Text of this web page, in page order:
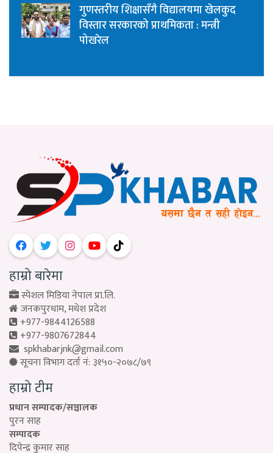
गुणस्तरीय शिक्षासँगै विद्यालयमा खेलकुद
विस्तार सरकारको प्राथमिकता : मन्त्री
पोखरेल
हाम्रो बारेमा
स्पेशल मिडिया नेपाल प्रा.लि.
जनकपुरधाम, मधेश प्रदेश
+977-9844126588
+977-9807672844
spkhabarjnk@gmail.com
सूचना विभाग दर्ता नं: ३१५०-२०७८/७९
हाम्रो टीम
प्रधान सम्पादक/सञ्चालक
पुरन साह
सम्पादक
दिपेन्द्र कुमार साह